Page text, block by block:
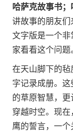
哈萨克故事书
讲故事的朋友
文字版是一个
家看看这个问题
在天山脚下的
字记录成册。
的草原智慧，
穿越时空。现
鹰的誓言，一个